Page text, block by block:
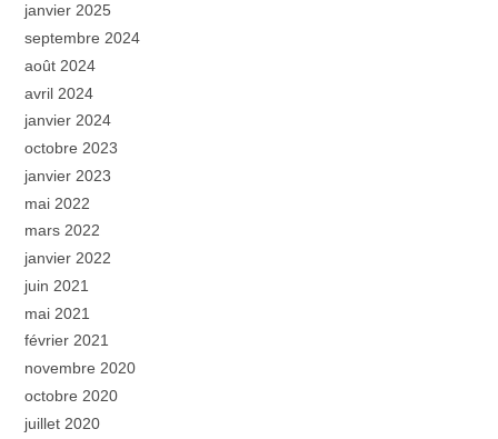
janvier 2025
septembre 2024
août 2024
avril 2024
janvier 2024
octobre 2023
janvier 2023
mai 2022
mars 2022
janvier 2022
juin 2021
mai 2021
février 2021
novembre 2020
octobre 2020
juillet 2020